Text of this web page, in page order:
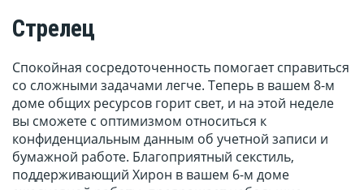
Стрелец
Спокойная сосредоточенность помогает справиться
со сложными задачами легче. Теперь в вашем 8-м
доме общих ресурсов горит свет, и на этой неделе
вы сможете с оптимизмом относиться к
конфиденциальным данным об учетной записи и
бумажной работе. Благоприятный секстиль,
поддерживающий Хирон в вашем 6-м доме